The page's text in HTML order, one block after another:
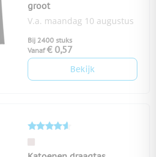
groot
V.a. maandag 10 augustus
Bij 2400 stuks
Vanaf € 0,57
Bekijk